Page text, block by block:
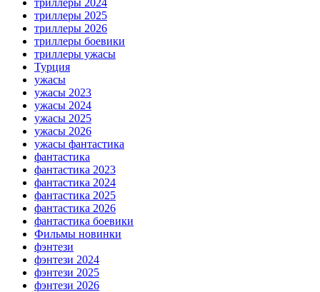
триллеры 2024
триллеры 2025
триллеры 2026
триллеры боевики
триллеры ужасы
Турция
ужасы
ужасы 2023
ужасы 2024
ужасы 2025
ужасы 2026
ужасы фантастика
фантастика
фантастика 2023
фантастика 2024
фантастика 2025
фантастика 2026
фантастика боевики
Фильмы новинки
фэнтези
фэнтези 2024
фэнтези 2025
фэнтези 2026